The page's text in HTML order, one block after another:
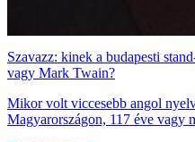
Szavazz: kinek a budapesti
vagy Mark Twain?
Mikor volt viccesebb angol
Magyarországon, 117 éve vagy